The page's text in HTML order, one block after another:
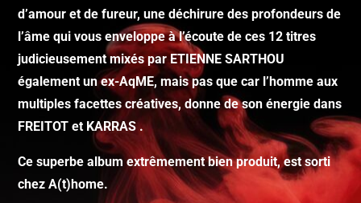
d’amour et de fureur, une déchirure des profondeurs de
l’âme qui vous enveloppe à l’écoute de ces 12 titres
judicieusement mixés par ETIENNE SARTHOU
également un ex-AqME, mais pas que car l’homme aux
multiples facettes créatives, donne de son énergie dans
FREITOT et KARRAS .
Ce superbe album extrêmement bien produit, est sorti
chez A(t)home.